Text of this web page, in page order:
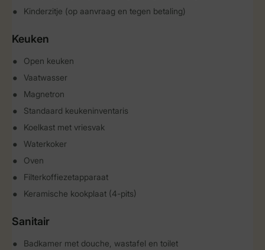
Kinderzitje (op aanvraag en tegen betaling)
Keuken
Open keuken
Vaatwasser
Magnetron
Standaard keukeninventaris
Koelkast met vriesvak
Waterkoker
Oven
Filterkoffiezetapparaat
Keramische kookplaat (4-pits)
Sanitair
Badkamer met douche, wastafel en toilet